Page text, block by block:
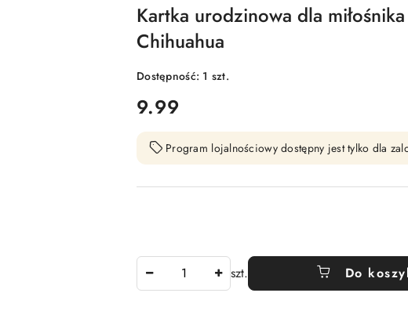
Kartka urodzinowa dla
Chihuahua
Dostępność: 1 szt.
cena:
9.99
Program lojalnościowy dostępny jest tylko dla
szt. Do